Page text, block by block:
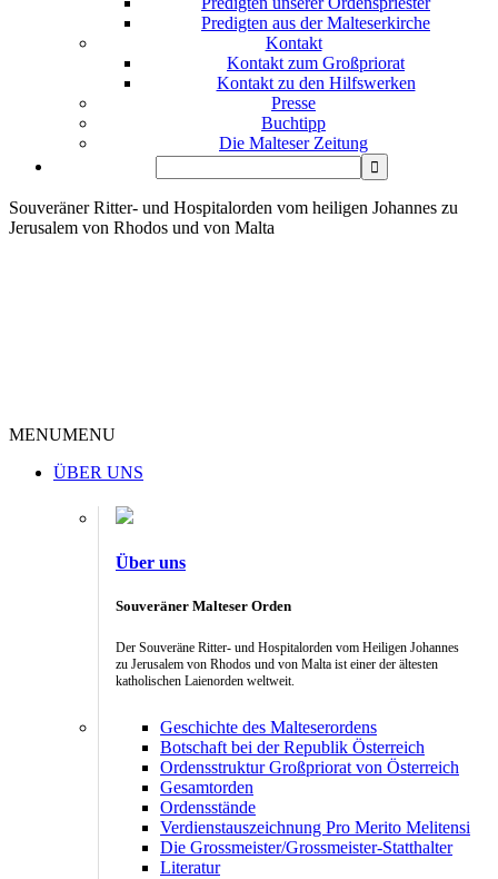
Predigten aus der Malteserkirche
Kontakt
Kontakt zum Großpriorat
Kontakt zu den Hilfswerken
Presse
Buchtipp
Die Malteser Zeitung
Souveräner Ritter- und Hospitalorden vom heiligen Johannes zu
Jerusalem von Rhodos und von Malta
MENUMENU
ÜBER UNS
Über uns
Souveräner Malteser Orden
Der Souveräne Ritter- und Hospitalorden vom Heiligen Johannes
zu Jerusalem von Rhodos und von Malta ist einer der ältesten
katholischen Laienorden weltweit.
Geschichte des Malteserordens
Botschaft bei der Republik Österreich
Ordensstruktur Großpriorat von Österreich
Gesamtorden
Ordensstände
Verdienstauszeichnung Pro Merito Melitensi
Die Grossmeister/Grossmeister-Statthalter
Literatur